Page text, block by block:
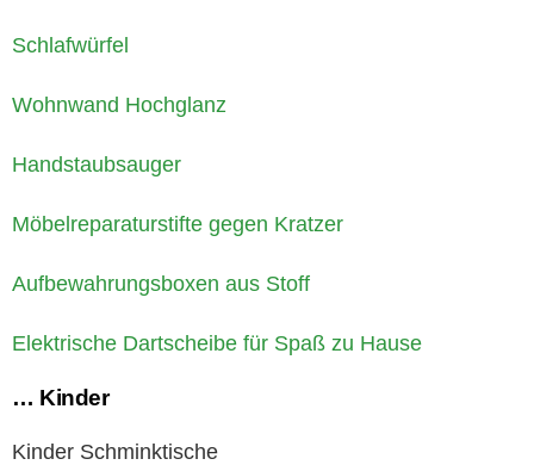
Schlafwürfel
Wohnwand Hochglanz
Handstaubsauger
Möbelreparaturstifte gegen Kratzer
Aufbewahrungsboxen aus Stoff
Elektrische Dartscheibe für Spaß zu Hause
… Kinder
Kinder Schminktische